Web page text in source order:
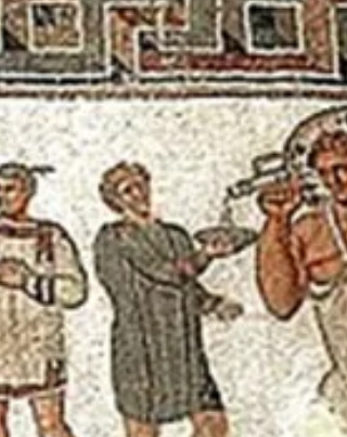
Le Sanctuaire (משכן) et la Présence divine
(שכינה) Dans cette paracha, qui fait suite à
celle de Terouma, il est question des
instructions relatives à la construction du
Tabernacle (le Sanctuaire - משכן), à
l’installation de ses ustensiles et à la
préparation des prêtres. Vers la fin de la
section, avant la description de l’autel, nous
trouvons une expression essentielle, déjà
présente dans la paracha précédente : «Je
résiderai (שכן)